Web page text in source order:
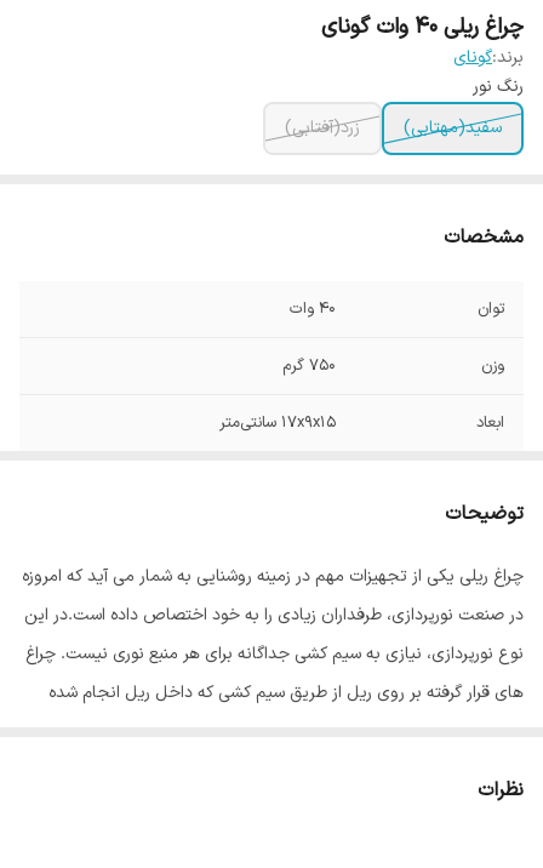
چراغ ریلی 40 وات گونای
برند:گونای
رنگ نور
سفید(مهتابی)
زرد(آفتابی)
مشخصات
توان 40 وات
وزن 750 گرم
ابعاد ۱۷x۹x۱۵ سانتی‌متر
توضیحات
چراغ ریلی یکی از تجهیزات مهم در زمینه روشنایی به شمار می آید که امروزه
در صنعت نورپردازی، طرفداران زیادی را به خود اختصاص داده است.در این
نوع نورپردازی، نیازی به سیم کشی جداگانه برای هر منبع نوری نیست. چراغ
های قرار گرفته بر روی ریل از طریق سیم کشی که داخل ریل انجام شده
گویند، در صورتی که این اصطلاح غلط و چراغ ریلی صحیح است. چراغ ریلی
نظرات